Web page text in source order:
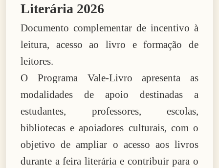
Literária 2026
Documento complementar de incentivo à
leitura, acesso ao livro e formação de
leitores.
O Programa Vale-Livro apresenta as
modalidades de apoio destinadas a
estudantes, professores, escolas,
bibliotecas e apoiadores culturais, com o
objetivo de ampliar o acesso aos livros
durante a feira literária e contribuir para o